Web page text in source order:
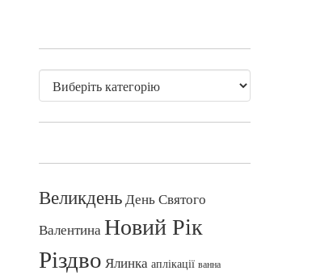
ВеликденьДень Святого
ВалентинаНовий Рік
Різдво Ялинка аплікації ванна